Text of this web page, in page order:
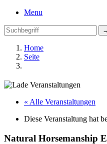
Menu
Home
Seite
« Alle Veranstaltungen
Diese Veranstaltung hat
Natural Horsemanship